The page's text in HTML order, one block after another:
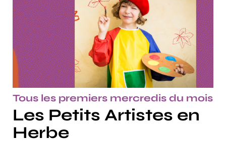
Tous les premiers mercredis du mois
Les Petits Artistes en
Herbe